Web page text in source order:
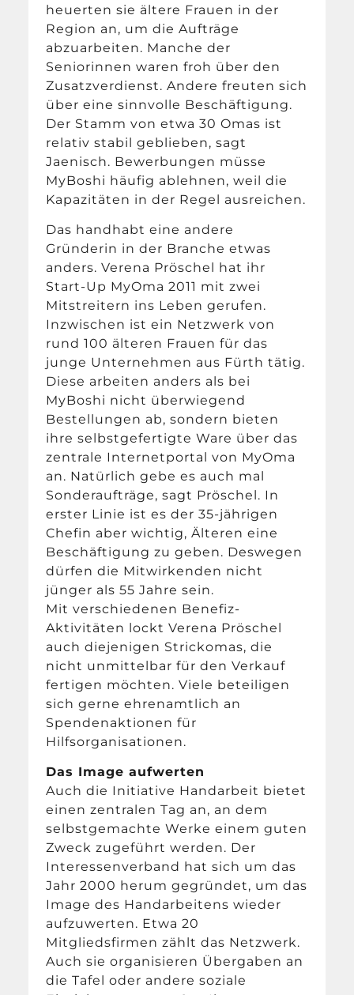
heuerten sie ältere Frauen in der
Region an, um die Aufträge
abzuarbeiten. Manche der
Seniorinnen waren froh über den
Zusatzverdienst. Andere freuten sich
über eine sinnvolle Beschäftigung.
Der Stamm von etwa 30 Omas ist
relativ stabil geblieben, sagt
Jaenisch. Bewerbungen müsse
MyBoshi häufig ablehnen, weil die
Kapazitäten in der Regel ausreichen.
Das handhabt eine andere
Gründerin in der Branche etwas
anders. Verena Pröschel hat ihr
Start-Up MyOma 2011 mit zwei
Mitstreitern ins Leben gerufen.
Inzwischen ist ein Netzwerk von
rund 100 älteren Frauen für das
junge Unternehmen aus Fürth tätig.
Diese arbeiten anders als bei
MyBoshi nicht überwiegend
Bestellungen ab, sondern bieten
ihre selbstgefertigte Ware über das
zentrale Internetportal von MyOma
an. Natürlich gebe es auch mal
Sonderaufträge, sagt Pröschel. In
erster Linie ist es der 35-jährigen
Chefin aber wichtig, Älteren eine
Beschäftigung zu geben. Deswegen
dürfen die Mitwirkenden nicht
jünger als 55 Jahre sein.
Mit verschiedenen Benefiz-
Aktivitäten lockt Verena Pröschel
auch diejenigen Strickomas, die
nicht unmittelbar für den Verkauf
fertigen möchten. Viele beteiligen
sich gerne ehrenamtlich an
Spendenaktionen für
Hilfsorganisationen.
Das Image aufwerten
Auch die Initiative Handarbeit bietet
einen zentralen Tag an, an dem
selbstgemachte Werke einem guten
Zweck zugeführt werden. Der
Interessenverband hat sich um das
Jahr 2000 herum gegründet, um das
Image des Handarbeitens wieder
aufzuwerten. Etwa 20
Mitgliedsfirmen zählt das Netzwerk.
Auch sie organisieren Übergaben an
die Tafel oder andere soziale